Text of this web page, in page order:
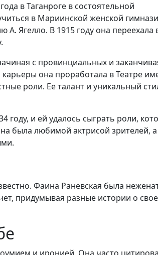
в Таганроге в состоятельной
в Мариинской женской
А. Ягелло. В 1915 году она переехала
с провинциальных и
она проработала в Театре
роли. Ее талант и уникальный
году, и ей удалось сыграть роли,
была любимой актрисой зрителей,
Фаина Раневская была
придумывая разные истории о